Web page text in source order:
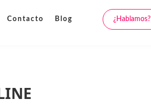
Contacto Blog ¿Hablamos?